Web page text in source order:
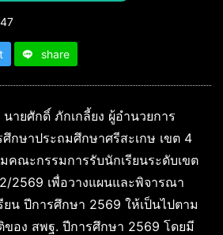
47
share
ายศักดิ์ ภักเกลี้ยง ผู้อำนวยการ
กษาประถมศึกษาศรีสะเกษ เขต 4
คณะกรรมการรับนักเรียนระดับเขต
2569 เพื่อวางแผนและพิจารณา
ยน ปีการศึกษา 2569 ให้เป็นไปตาม
อง สพฐ. ปีการศึกษา 2569 โดยมี